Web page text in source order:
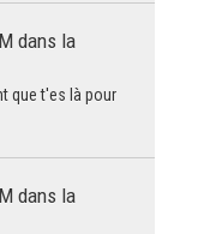
dans la
que t'es là pour
dans la